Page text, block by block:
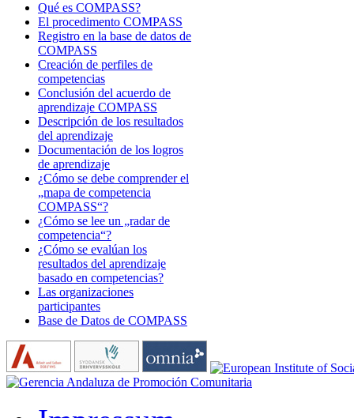
Qué es COMPASS?
El procedimento COMPASS
Registro en la base de datos de
COMPASS
Creación de perfiles de
competencias
Conclusión del acuerdo de
aprendizaje COMPASS
Descripción de los resultados
del aprendizaje
Documentación de los logros
de aprendizaje
¿Cómo se debe comprender el
„mapa de competencia
COMPASS“?
¿Cómo se lee un „radar de
competencia“?
¿Cómo se evalúan los
resultados del aprendizaje
basado en competencias?
Las organizaciones
participantes
Base de Datos de COMPASS